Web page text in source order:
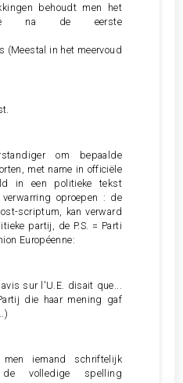
behoudt men het
na de eerste
(Meestal in het meervoud
om bepaalde
met name in officiële
in een politieke tekst
oproepen : de
scriptum, kan verward
partij, de P.S. = Parti
Européenne:
avis sur l'U.E. disait que...
die haar mening gaf
men iemand schriftelijk
volledige spelling